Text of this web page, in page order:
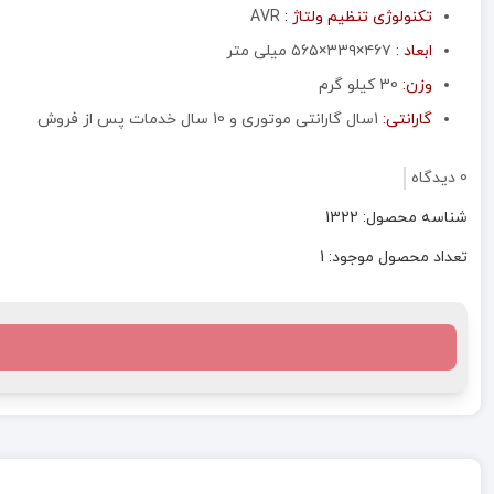
تکنولوژی تنظیم ولتاژ : AVR
ابعاد : ۴۶۷×۳۳۹×۵۶۵ میلی متر
وزن: 30 کیلو گرم
گارانتی:
0 دیدگاه
شناسه محصول: 1322
تعداد محصول موجود: 1